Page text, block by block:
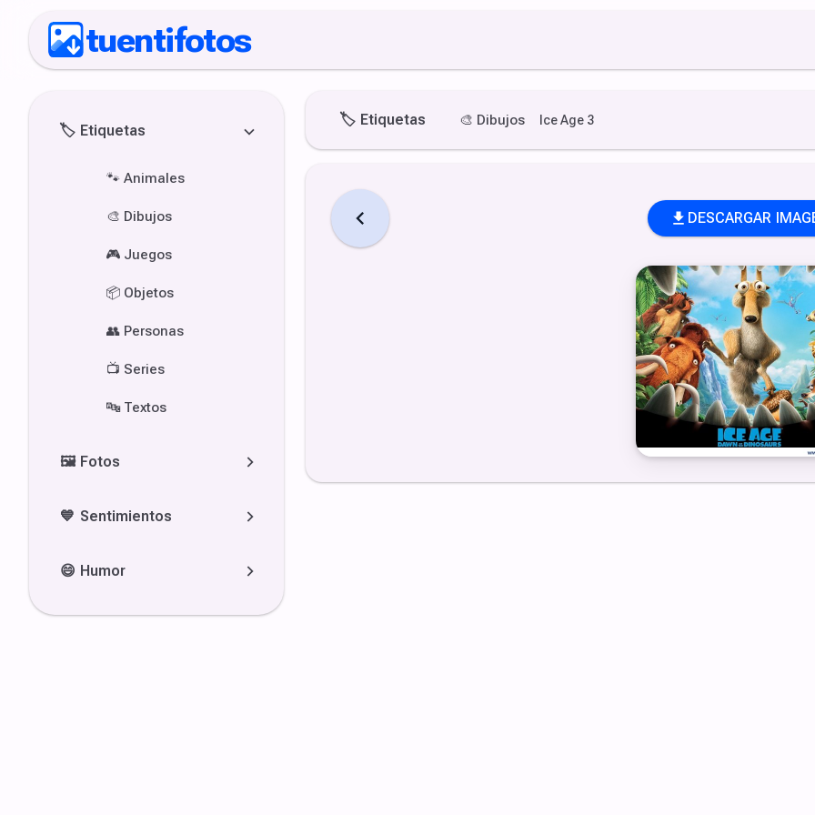
tuentifotos
🏷️ Etiquetas 🎨 Dibujos Ice Age 3
DESCARGAR
🏷️ Etiquetas
🐾 Animales
🎨 Dibujos
🎮 Juegos
📦 Objetos
👥 Personas
📺 Series
🔤 Textos
🖼️ Fotos
💙 Sentimientos
😄 Humor